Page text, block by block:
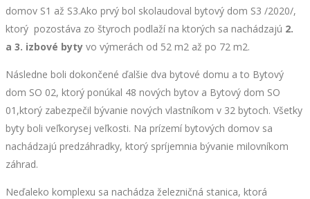
domov S1 až S3.Ako prvý bol skolaudoval bytový dom S3 /2020/,
ktorý pozostáva zo štyroch podlaží na ktorých sa nachádzajú 2.
a 3. izbové byty vo výmerách od 52 m2 až po 72 m2.
Následne boli dokončené ďalšie dva bytové domu a to Bytový
dom SO 02, ktorý ponúkal 48 nových bytov a Bytový dom SO
01,ktorý zabezpečil bývanie nových vlastníkom v 32 bytoch. Všetky
byty boli veľkorysej veľkosti. Na prízemí bytových domov sa
nachádzajú predzáhradky, ktorý spríjemnia bývanie milovníkom
záhrad.
Neďaleko komplexu sa nachádza železničná stanica, ktorá